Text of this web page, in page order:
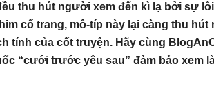
thu hút người xem đến kì lạ bởi sự
cổ trang, mô-típ này lại càng thu
tính của cốt truyện. Hãy cùng
“cưới trước yêu sau” đảm bảo xem